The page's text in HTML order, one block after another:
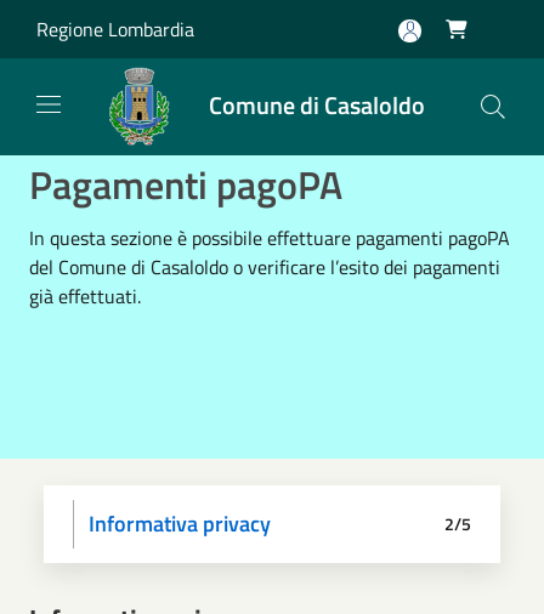
Regione Lombardia 
Comune di Casaloldo
Pagamenti pagoPA
In questa sezione è possibile effettuare pagamenti pagoPA
del Comune di Casaloldo o verificare l’esito dei pagamenti
già effettuati.
Scegli operazione
Informativa privacy
Dati anagrafici
Paga
Riepilogo 2/5